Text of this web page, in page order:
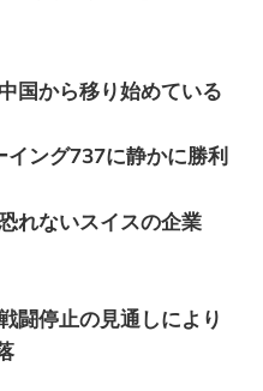
から移り始めている
グ737に静かに勝利
ないスイスの企業
停止の見通しにより